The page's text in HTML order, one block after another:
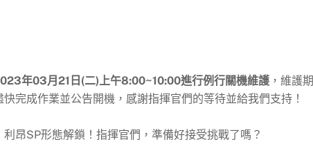
年03月21日(二)上午8:00~10:00進行例行關機維護 ，維護期
完成作業並公告開機，感謝指揮官們的等待並給我們支持！
昂SP形態解鎖！指揮官們，準備好接受挑戰了嗎？